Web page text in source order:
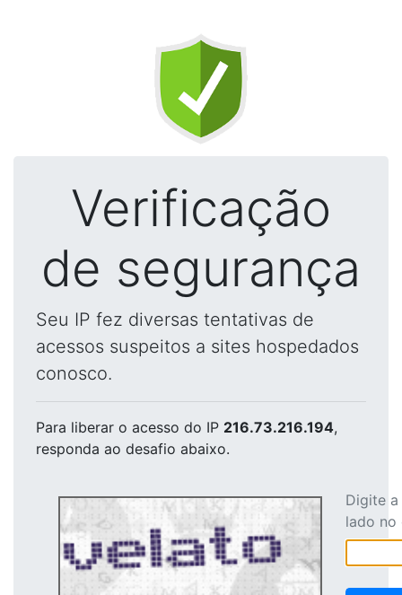
Verificação
de segurança
Seu IP fez diversas tentativas de
acessos suspeitos a sites hospedados
conosco.
Para liberar o acesso do IP 216.73.216.194,
responda ao desafio abaixo.
Digite
lado no